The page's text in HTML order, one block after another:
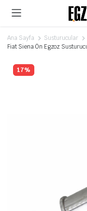
Ana Sayfa
Susturucular
Fiat Siena Ön Egzoz
17%